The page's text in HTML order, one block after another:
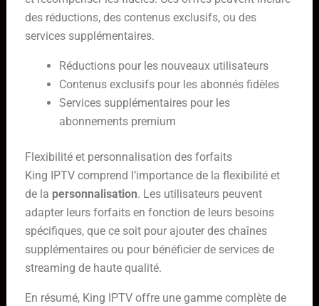
des réductions, des contenus exclusifs, ou des
services supplémentaires.
Réductions pour les nouveaux utilisateurs
Contenus exclusifs pour les abonnés fidèles
Services supplémentaires pour les
abonnements premium
Flexibilité et personnalisation des forfaits
King IPTV comprend l’importance de la flexibilité et
de la personnalisation. Les utilisateurs peuvent
adapter leurs forfaits en fonction de leurs besoins
spécifiques, que ce soit pour ajouter des chaînes
supplémentaires ou pour bénéficier de services de
streaming de haute qualité.
En résumé, King IPTV offre une gamme complète de